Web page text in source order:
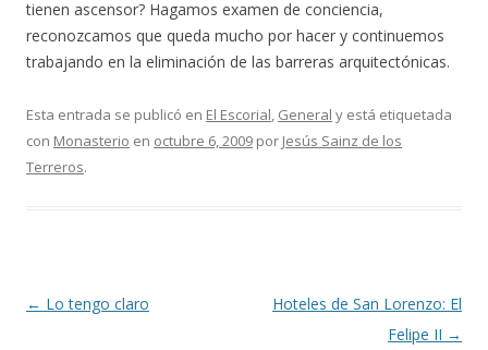
tienen ascensor? Hagamos examen de conciencia,
reconozcamos que queda mucho por hacer y continuemos
trabajando en la eliminación de las barreras arquitectónicas.
Esta entrada se publicó en El Escorial General y está etiquetada
con Monasterio en octubre 6, 2009 por Jesús Sainz de los
Terreros.
Navegación
← Lo tengo claro
Hoteles de San Lorenzo: El
Felipe II →